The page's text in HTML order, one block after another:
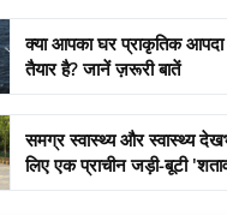
क्या आपका घर प्राकृतिक
तैयार है? जानें ज़रूरी बातें
समग्र स्वास्थ्य और स्वास्थ्य
लिए एक प्राचीन जड़ी-बूटी